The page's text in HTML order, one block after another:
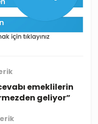
emeklilerin
geliyor”